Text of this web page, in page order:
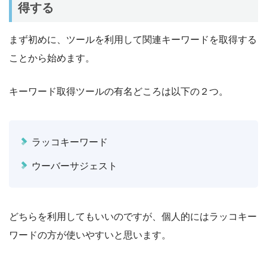
得する
まず初めに、ツールを利用して関連キーワードを取得する
ことから始めます。
キーワード取得ツールの有名どころは以下の２つ。
ラッコキーワード
ウーバーサジェスト
どちらを利用してもいいのですが、個人的にはラッコキー
ワードの方が使いやすいと思います。